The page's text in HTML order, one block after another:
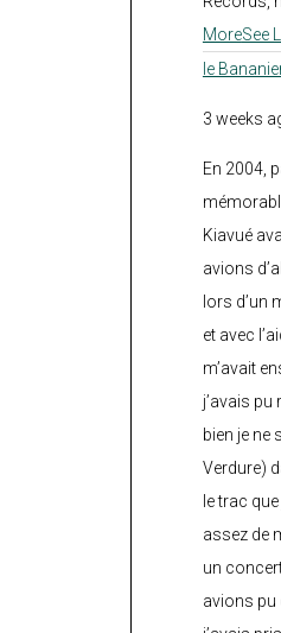
MoreSee
le
3 weeks
En 2004,
Kiavué
avions
lors d’un
et avec
m’avait
j’avais pu
bien je ne
Verdure)
le trac
assez de
un
avions pu